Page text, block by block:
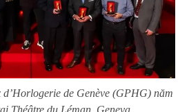
de Genève (GPHG) năm
Théâtre du Léman, Geneva